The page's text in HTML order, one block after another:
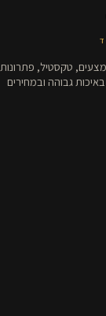
טקסטיל, פתרונות
גבוהה ובמחירים